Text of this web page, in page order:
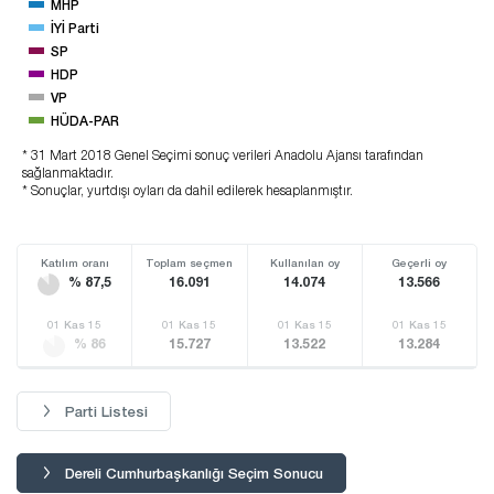
MHP
İYİ Parti
SP
HDP
VP
HÜDA-PAR
* 31 Mart 2018 Genel Seçimi sonuç verileri Anadolu Ajansı tarafından
sağlanmaktadır.
* Sonuçlar, yurtdışı oyları da dahil edilerek hesaplanmıştır.
Katılım oranı
% 87,5
Toplam seçmen
16.091
Kullanılan oy
14.074
Geçerli oy
13.566
01 Kas 15
% 86
01 Kas 15
15.727
01 Kas 15
13.522
01 Kas 15
13.284
Parti Listesi
Dereli Cumhurbaşkanlığı Seçim Sonucu